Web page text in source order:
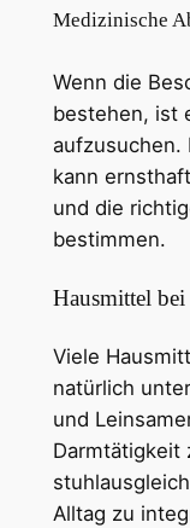
Medizinische
Wenn die
bestehen, ist
aufzusuchen.
kann
und die
bestimmen.
Hausmittel
Viele
natürlich
und
Darmtätigkeit
Alltag zu